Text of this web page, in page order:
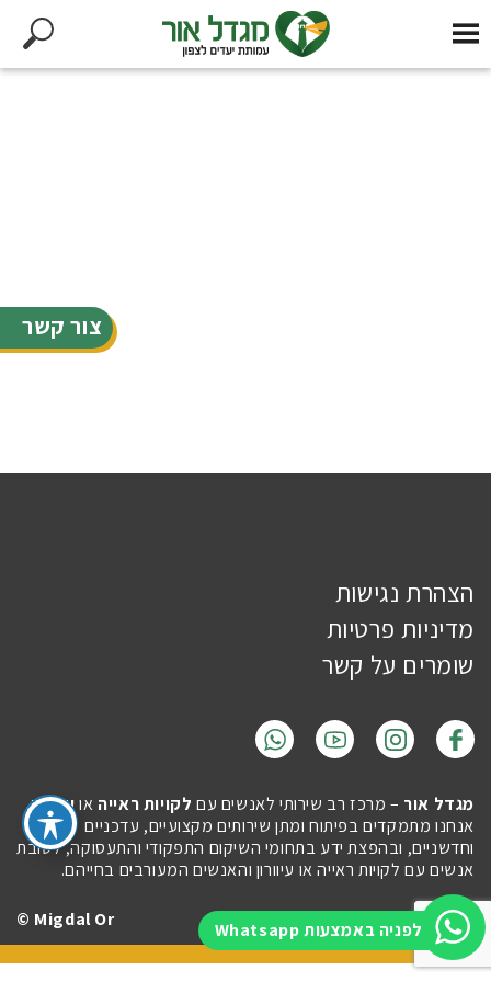
צור קשר
לפניה באמצעות Whatsapp
הצהרת נגישות
מדיניות פרטיות
שומרים על קשר
מגדל אור – מרכז רב שירותי לאנשים עם לקויות ראייה אועיוורון.
אנחנו מתמקדים בפיתוח ומתן שירותים מקצועיים, עדכניים
וחדשניים, ובהפצת ידע בתחומי השיקום התפקודי והתעסוקה, לטובת
אנשים עם לקויות ראייה או עיוורון והאנשים המעורבים בחייהם.
Imaginet
Migdal Or ©